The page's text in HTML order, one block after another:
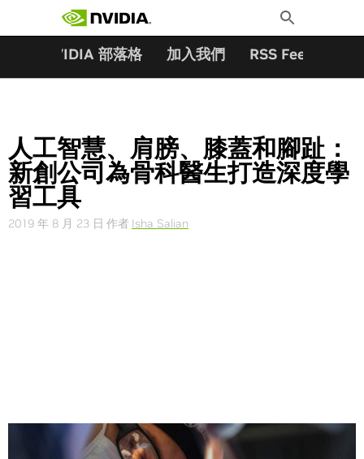
Toggle
Search
NVIDIA 部落格 加入我們 RSS Feeds
人工智慧、肩膀、膝蓋和腳趾：
新創公司為骨科醫生打造深度學
習工具
2019 年 8 月 23 日 作者 Isha Salian